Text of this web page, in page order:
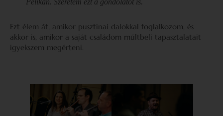
Ezt élem át, amikor pusztinai dalokkal foglalkozom, és
akkor is, amikor a saját családom múltbeli tapasztalatait
igyekszem megérteni.